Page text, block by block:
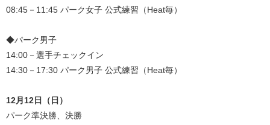
08:45－11:45 パーク女子 公式練習（Heat毎）
◆パーク男子
14:00－選手チェックイン
14:30－17:30 パーク男子 公式練習（Heat毎）
12月12日（日）
パーク準決勝、決勝